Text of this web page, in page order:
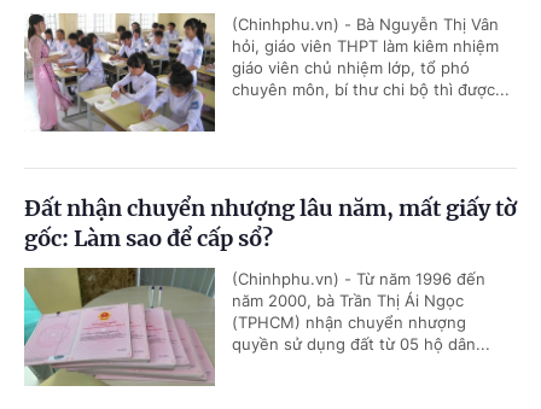
(Chinhphu.vn) - Bà Nguyễn Thị Vân
hỏi, giáo viên THPT làm kiêm nhiệm
giáo viên chủ nhiệm lớp, tổ phó
chuyên môn, bí thư chi bộ thì được...
Đất nhận chuyển nhượng lâu năm, mất giấy tờ
gốc: Làm sao để cấp sổ?
(Chinhphu.vn) - Từ năm 1996 đến
năm 2000, bà Trần Thị Ái Ngọc
(TPHCM) nhận chuyển nhượng
quyền sử dụng đất từ 05 hộ dân...